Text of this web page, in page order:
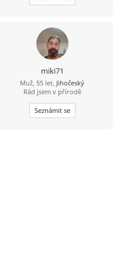
miki71
Muž, 55 let, Jihočeský
Rád jsem v přírodě
Seznámit se